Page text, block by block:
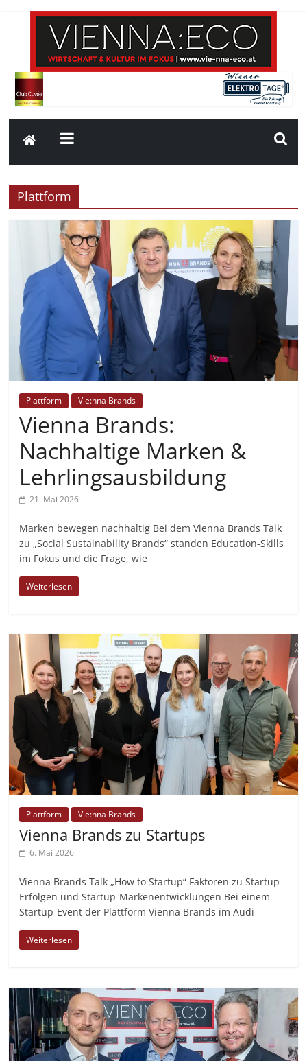
Plattform
Plattform Vie:nna Brands
Vienna Brands:
Nachhaltige Marken &
Lehrlingsausbildung
21. Mai 2026
Marken bewegen nachhaltig Bei dem Vienna Brands Talk
zu „Social Sustainability Brands“ standen Education-Skills
im Fokus und die Frage, wie
Weiterlesen
Plattform Vie:nna Brands
Vienna Brands zu Startups
6. Mai 2026
Vienna Brands Talk „How to Startup“ Faktoren zu Startup-
Erfolgen und Startup-Markenentwicklungen Bei einem
Startup-Event der Plattform Vienna Brands im Audi
Weiterlesen